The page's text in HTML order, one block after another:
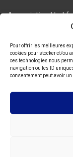
Pour offrir les meilleures
cookies pour stocker et/ou
ces technologies nous
navigation ou les ID
consentement peut avoir
Association Ural
Bujaleuf, 87460
HÉBERGEMENT :
,